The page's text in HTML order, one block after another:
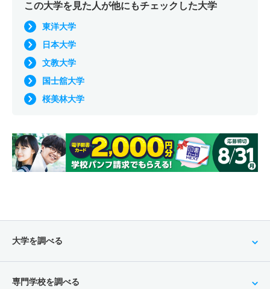
この大学を見た人が他にもチェックした大学
東洋大学
日本大学
文教大学
国士舘大学
桜美林大学
大学を調べる
専門学校を調べる